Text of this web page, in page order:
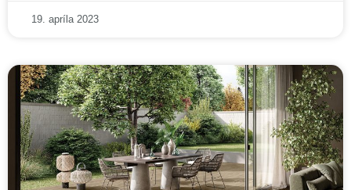
19. apríla 2023